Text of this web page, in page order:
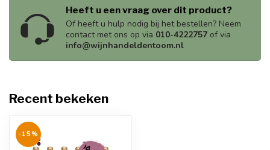
Heeft u een vraag over dit product?
Of heeft u hulp nodig bij het bestellen? Neem
contact met ons op via 010-4222757 of via
info@wijnhandeldentoom.nl
Recent bekeken
-15%